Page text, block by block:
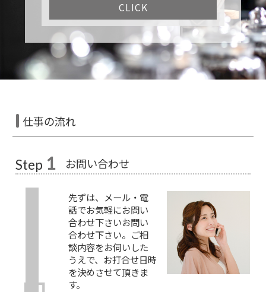
CLICK
仕事の流れ
Step 1 お問い合わせ
先ずは、メール・電
話でお気軽にお問い
合わせ下さいお問い
合わせ下さい。ご相
談内容をお伺いした
うえで、お打合せ日時
を決めさせて頂きま
す。